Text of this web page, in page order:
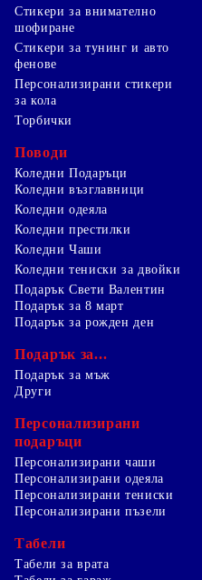
Стикери за внимателно
шофиране
Стикери за тунинг и авто
фенове
Персонализирани стикери
за кола
Торбички
Поводи
Коледни Подаръци
Коледни възглавници
Коледни одеяла
Коледни престилки
Коледни Чаши
Коледни тениски за двойки
Подарък Свети Валентин
Подарък за 8 март
Подарък за рожден ден
Подарък за...
Подарък за мъж
Други
Персонализирани
подаръци
Персонализирани чаши
Персонализирани одеяла
Персонализирани тениски
Персонализирани пъзели
Табели
Табели за врата